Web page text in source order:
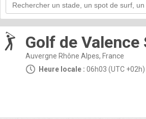
Golf de
Auvergne Rhône Alpes, France
Heure locale : 06h03 (UTC